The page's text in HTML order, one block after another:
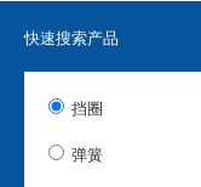
快速搜索产品
挡圈
弹簧